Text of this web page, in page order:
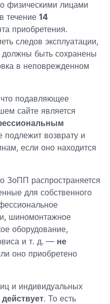
физическими лицами
течение 14
приобретения.
следов эксплуатации,
должны быть сохранены
в неповрежденном
подавляющее
сайте является
подлежит возврату и
если оно находится
ЗоПП распространяется
для собственного
шиномонтажное
оборудование,
и т. д. — не
оно приобретено
и индивидуальных
действует. То есть